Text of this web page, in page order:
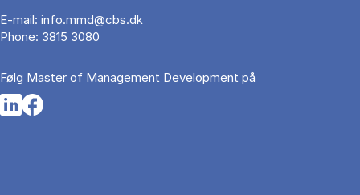
E-mail: info.mmd@cbs.dk
Phone: 3815 3080
Følg Master of Management Development på
Opens in a new tab
Opens in a new tab